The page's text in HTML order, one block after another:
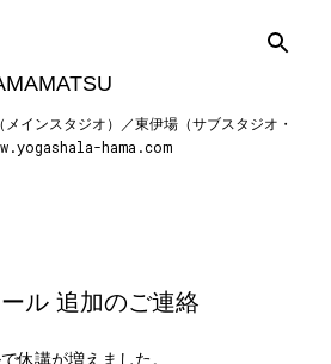
メイン コンテンツに移動
ンスタジオ）／東伊場（サブスタジオ・
hama.com
ル 追加のご連絡
休講が増えました。